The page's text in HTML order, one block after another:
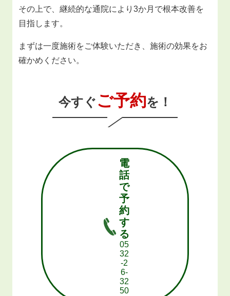
その上で、継続的な通院により3か月で根本改善を
目指します。
まずは一度施術をご体験いただき、施術の効果をお
確かめください。
今すぐご予約を！
電
話
で
予
約
す
る
05
32
-2
6-
32
50